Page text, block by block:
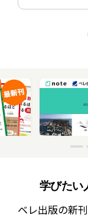
学びたい
ベレ出版の新